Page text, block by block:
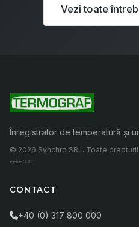
Vezi toate
Înregistrator de temperatură și
© 2026 Synchro SRL. Toate
eebe7c0
CONTACT
+40 (0) 317 800 000